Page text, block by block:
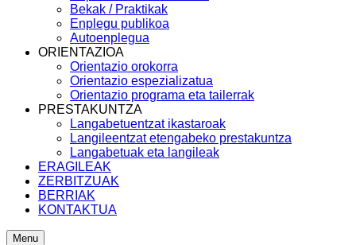
Bekak / Praktikak
Enplegu publikoa
Autoenplegua
ORIENTAZIOA
Orientazio orokorra
Orientazio espezializatua
Orientazio programa eta tailerrak
PRESTAKUNTZA
Langabetuentzat ikastaroak
Langileentzat etengabeko prestakuntza
Langabetuak eta langileak
ERAGILEAK
ZERBITZUAK
BERRIAK
KONTAKTUA
Menu